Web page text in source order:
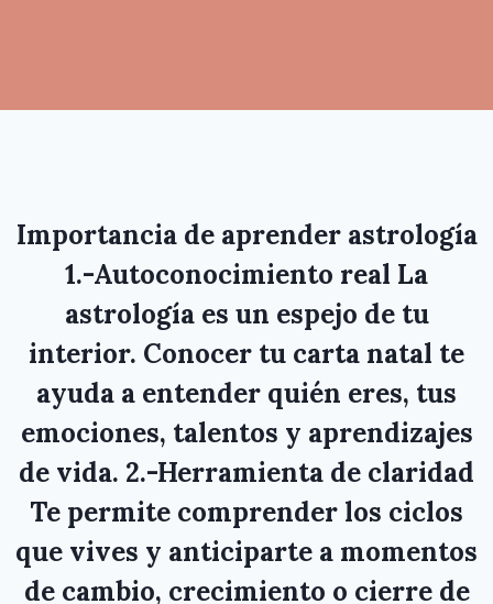
Importancia de aprender astrología
1.-Autoconocimiento real La
astrología es un espejo de tu
interior. Conocer tu carta natal te
ayuda a entender quién eres, tus
emociones, talentos y aprendizajes
de vida. 2.-Herramienta de claridad
Te permite comprender los ciclos
que vives y anticiparte a momentos
de cambio, crecimiento o cierre de